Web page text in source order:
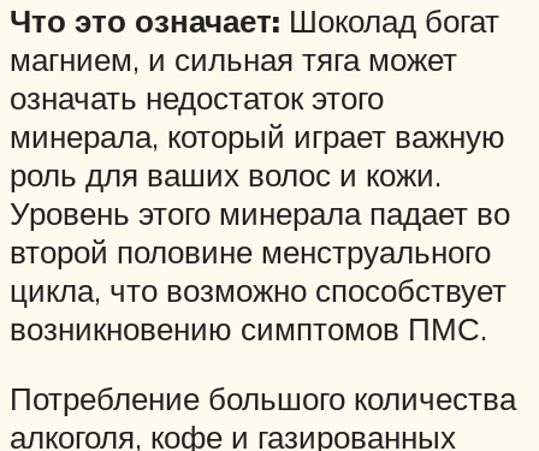
Что это означает: Шоколад богат
магнием, и сильная тяга может
означать недостаток этого
минерала, который играет важную
роль для ваших волос и кожи.
Уровень этого минерала падает во
второй половине менструального
цикла, что возможно способствует
возникновению симптомов ПМС.
Потребление большого количества
алкоголя, кофе и газированных